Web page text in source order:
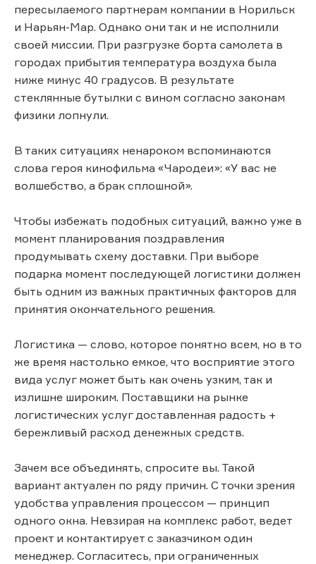
пересылаемого партнерам компании в Норильск
и Нарьян-Мар. Однако они так и не исполнили
своей миссии. При разгрузке борта самолета в
городах прибытия температура воздуха была
ниже минус 40 градусов. В результате
стеклянные бутылки с вином согласно законам
физики лопнули.
В таких ситуациях ненароком вспоминаются
слова героя кинофильма «Чародеи»: «У вас не
волшебство, а брак сплошной».
Чтобы избежать подобных ситуаций, важно уже в
момент планирования поздравления
продумывать схему доставки. При выборе
подарка момент последующей логистики должен
быть одним из важных практичных факторов для
принятия окончательного решения.
Логистика — слово, которое понятно всем, но в то
же время настолько емкое, что восприятие этого
вида услуг может быть как очень узким, так и
излишне широким. Поставщики на рынке
логистических услуг доставленная радость +
бережливый расход денежных средств.
Зачем все объединять, спросите вы. Такой
вариант актуален по ряду причин. С точки зрения
удобства управления процессом — принцип
одного окна. Невзирая на комплекс работ, ведет
проект и контактирует с заказчиком один
менеджер. Согласитесь, при ограниченных